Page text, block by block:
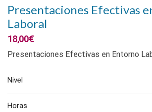
Presentaciones Efectivas
Laboral
18,00€
Presentaciones Efectivas en Entorno
Nivel
Horas